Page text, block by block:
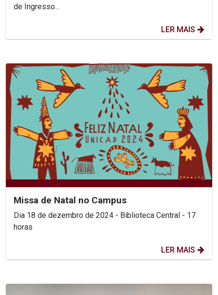
de Ingresso...
LER MAIS
Missa de Natal no Campus
Dia 18 de dezembro de 2024 - Biblioteca Central - 17
horas
LER MAIS